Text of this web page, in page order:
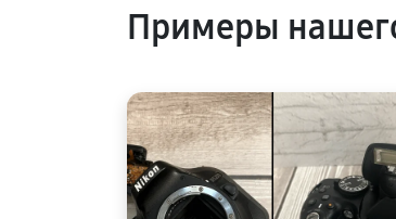
Примеры